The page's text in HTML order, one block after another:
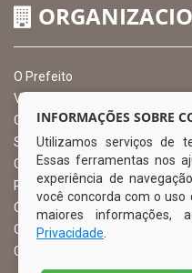
O Prefeito
Vice Prefeito
Ouvidoria Municipal
Serviço de Informação ao
Chefe de Gabinete
Procuradoria Geral
Órgão de Controle Interno
Organograma
Comissão Permanente de
INFORMAÇÕES SOBRE
Utilizamos serviços de
Essas ferramentas nos
experiência de
você concorda com o uso
maiores informações,
Privacidade